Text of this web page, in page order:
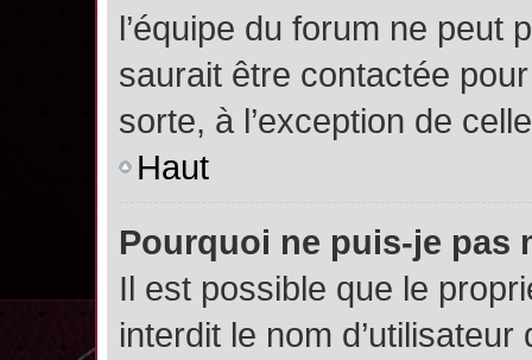
l’équipe du forum ne peut
saurait être contactée
sorte, à l’exception de
Haut
Pourquoi ne puis-je pas
Il est possible que le
interdit le nom